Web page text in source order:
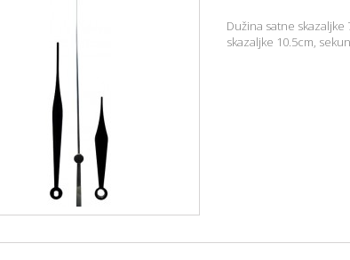
Dužina satne skazaljke
skazaljke 10.5cm,